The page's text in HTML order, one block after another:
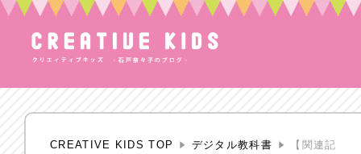
CREATIVE KIDS TOP デジタル教科書
【関連記